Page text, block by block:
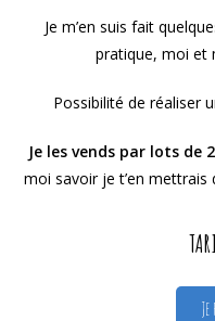
Je m’en suis fait
pratique, moi et
Possibilité de réaliser
Je les vends par lots de
moi savoir je t’en mettrais